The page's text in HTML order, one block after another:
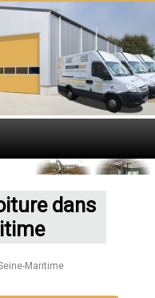
dans
Maritime